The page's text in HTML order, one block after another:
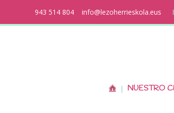
943 514 804 info@lezoherrieskola.eus
NUESTRO